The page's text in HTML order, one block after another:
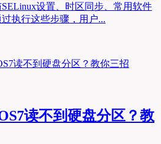
设置、时区同步、常用软件
执行这些步骤，用户...
读不到硬盘分区？教